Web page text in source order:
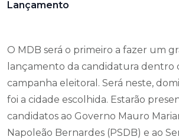
Lançamento
O MDB será o primeiro a fazer um
lançamento da candidatura dentro
campanha eleitoral. Será neste,
foi a cidade escolhida. Estarão
candidatos ao Governo Mauro
Napoleão Bernardes (PSDB) e ao